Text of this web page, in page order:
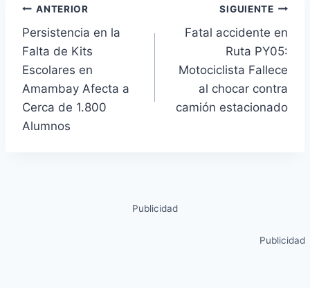
ANTERIOR
Persistencia en la
Falta de Kits
Escolares en
Amambay Afecta a
Cerca de 1.800
Alumnos
SIGUIENTE
Fatal accidente en
Ruta PY05:
Motociclista Fallece
al chocar contra
camión estacionado
Publicidad
Publicidad